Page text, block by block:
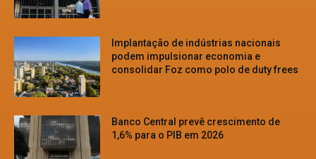
Implantação de indústrias nacionais
podem impulsionar economia e
consolidar Foz como polo de duty frees
Banco Central prevê crescimento de
1,6% para o PIB em 2026